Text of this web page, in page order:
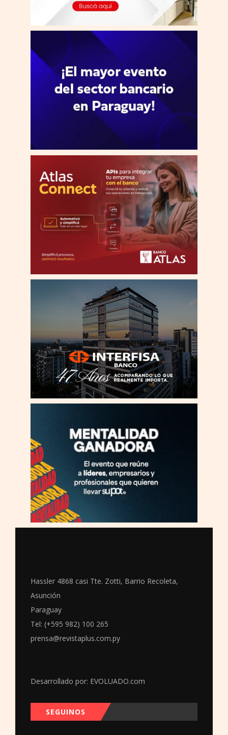
Hassler 4868 casi Tte. Zotti, Barrio Recoleta,
Asunción
Paraguay
Tel: (+595 982) 100 265
prensa@revistaplus.com.py
Desarrollado por: EVOLUADO.com
SEGUINOS